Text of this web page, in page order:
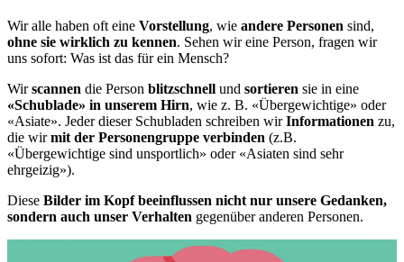
Wir alle haben oft eine Vorstellung, wie andere Personen sind,
ohne sie wirklich zu kennen. Sehen wir eine Person, fragen wir
uns sofort: Was ist das für ein Mensch?
Wirscannen die Person blitzschnell und sortieren sie in eine
«Schublade» in unserem Hirn, wie z. B. «Übergewichtige» oder
«Asiate». Jeder dieser Schubladen schreiben wirInformationen zu,
die wirmit der Personengruppe verbinden (z.B.
«Übergewichtige sind unsportlich» oder «Asiaten sind sehr
ehrgeizig»).
Diese Bilder im Kopf beeinflussen nicht nur unsere Gedanken,
sondern auch unser Verhalten gegenüber anderen Personen.